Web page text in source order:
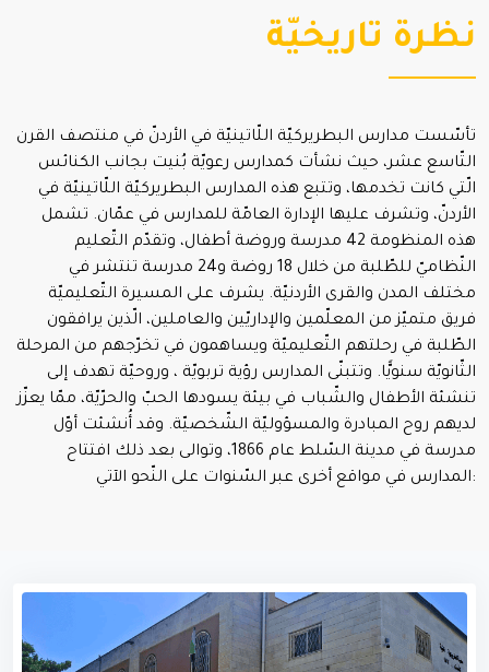
نظرة تاريخيّة
تأسّست مدارس البطريركيّة اللّاتينيّة في الأردنّ في منتصف القرن
التّاسع عشر، حيث نشأت كمدارس رعويّة بُنيت بجانب الكنائس
الّتي كانت تخدمها، وتتبع هذه المدارس البطريركيّة اللّاتينيّة في
الأردنّ، وتشرف عليها الإدارة العامّة للمدارس في عمّان. تشمل
هذه المنظومة 42 مدرسة وروضة أطفال، وتقدّم التّعليم
النّظاميّ للطّلبة من خلال 18 روضة و24 مدرسة تنتشر في
مختلف المدن والقرى الأردنيّة. يشرف على المسيرة التّعليميّة
فريق متميّز من المعلّمين والإداريّين والعاملين، الّذين يرافقون
الطّلبة في رحلتهم التّعليميّة ويساهمون في تخرّجهم من المرحلة
الثّانويّة سنويًّا. وتتبنّى المدارس رؤية تربويّة ، وروحيّة تهدف إلى
تنشئة الأطفال والشّباب في بيئة يسودها الحبّ والحرّيّة، ممّا يعزّز
لديهم روح المبادرة والمسؤوليّة الشّخصيّة. وقد أُنشئت أوّل
مدرسة في مدينة السّلط عام 1866، وتوالى بعد ذلك افتتاح
المدارس في مواقع أخرى عبر السّنوات على النّحو الآتي: